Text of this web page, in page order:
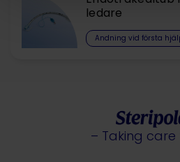
ledare
Andning vid första
– Taking